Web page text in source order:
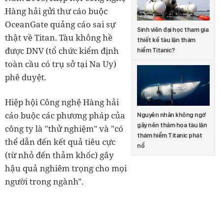
Sinh viên đại học tham gia
thiết kế tàu lặn thám
hiểm Titanic?
Nguyên nhân không ngờ
gây nên thảm họa tàu lặn
thám hiểm Titanic phát
nổ
Hàng hải gửi thư cáo buộc
OceanGate quảng cáo sai sự
thật về Titan. Tàu không hề
được DNV (tổ chức kiểm định
toàn cầu có trụ sở tại Na Uy)
phê duyệt.
Hiệp hội Công nghệ Hàng hải
cáo buộc các phương pháp của
công ty là "thử nghiệm" và "có
thể dẫn đến kết quả tiêu cực
(từ nhỏ đến thảm khốc) gây
hậu quả nghiêm trọng cho mọi
người trong ngành".